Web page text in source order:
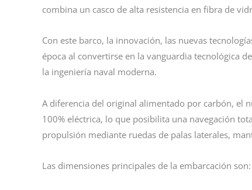
combina un casco de alta resistencia en fibra de
Con este barco, la innovación, las nuevas
época al convertirse en la vanguardia tecnológica
la ingeniería naval moderna.
A diferencia del original alimentado por carbón, el
100% eléctrica, lo que posibilita una navegación
propulsión mediante ruedas de palas laterales,
Las dimensiones principales de la embarcación son: